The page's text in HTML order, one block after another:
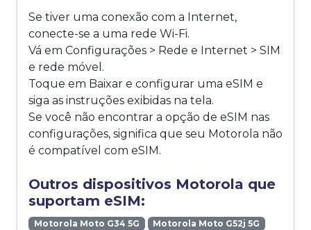
Se tiver uma conexão com a Internet,
conecte-se a uma rede Wi-Fi.
Vá em Configurações > Rede e Internet > SIM
e rede móvel.
Toque em Baixar e configurar uma eSIM e
siga as instruções exibidas na tela.
Se você não encontrar a opção de eSIM nas
configurações, significa que seu Motorola não
é compatível com eSIM.
Outros dispositivos Motorola que
suportam eSIM:
Motorola Moto G34 5G
Motorola Moto G52j 5G